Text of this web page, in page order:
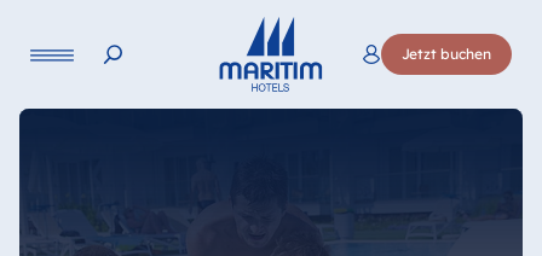
Jetzt buchen